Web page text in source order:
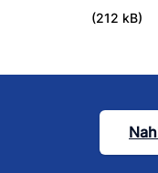
(212 kB)